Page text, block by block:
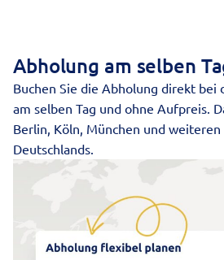
Abholung am selben
Buchen Sie die Abholung direkt bei
am selben Tag und ohne Aufpreis.
Berlin, Köln, München und
Deutschlands.